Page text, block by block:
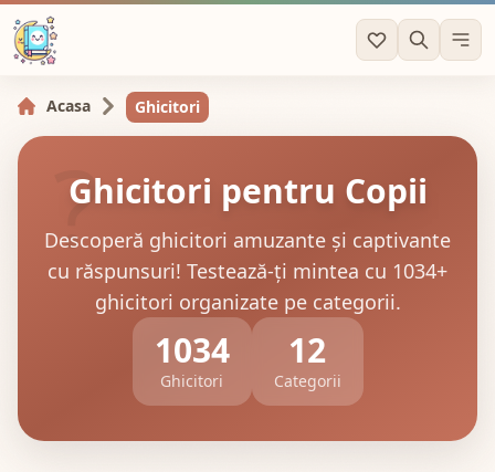
Acasa Ghicitori
?
?
!
Ghicitori pentru Copii
Descoperă ghicitori amuzante și captivante
cu răspunsuri! Testează-ți mintea cu 1034+
ghicitori organizate pe categorii.
1034
Ghicitori
12
Categorii